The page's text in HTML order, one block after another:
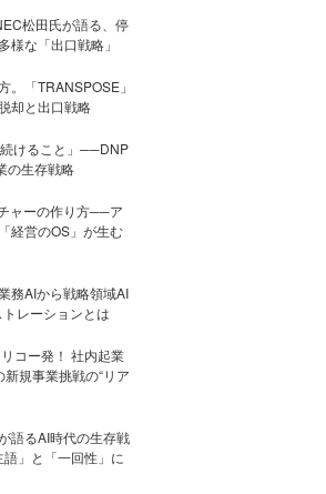
松田氏が語る、停
様な「出口戦略」
。「TRANSPOSE」
却と出口戦略
けること」──DNP
の生存戦略
ャーの作り方──ア
経営のOS」が生む
務AIから戦略領域AI
レーションとは
コー発！ 社内起業
規事業挑戦の“リア
語るAI時代の生存戦
」と「一回性」に